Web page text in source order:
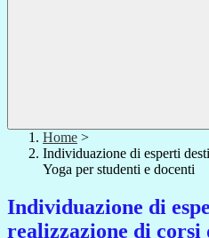
Home >
Individuazione di esperti
Yoga per studenti e docenti
Individuazione di
realizzazione di corsi